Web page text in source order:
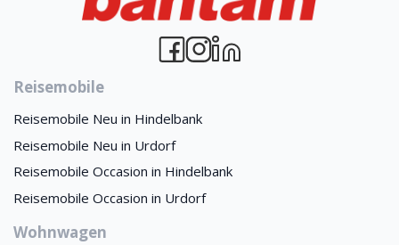
Reisemobile
Reisemobile Neu in Hindelbank
Reisemobile Neu in Urdorf
Reisemobile Occasion in Hindelbank
Reisemobile Occasion in Urdorf
Wohnwagen